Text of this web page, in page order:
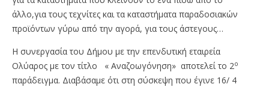
άλλο,για τους τεχνίτες και τα καταστήματα παραδοσιακών
προϊόντων γύρω από την αγορά, για τους άστεγους…
Η συνεργασία του Δήμου με την επενδυτική εταιρεία
Ολύαρος με τον τίτλο « Αναζοωγόνηση» αποτελεί το 2ο
παράδειγμα. Διαβάσαμε ότι στη σύσκεψη που έγινε 16/ 4